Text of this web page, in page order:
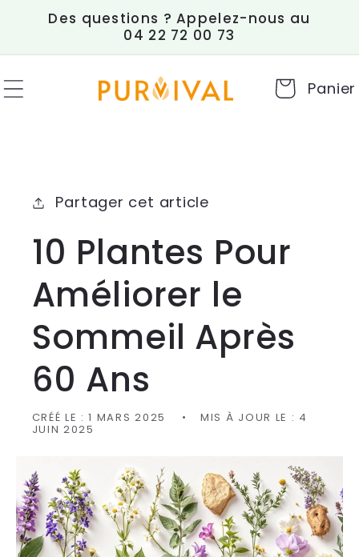
passer
contenu
Des questions ? Appelez-nous au
04 22 72 00 73
Panier
Partager cet article
10 Plantes Pour
Améliorer le
Sommeil Après
60 Ans
CRÉÉ LE :1 MARS 2025 MIS À JOUR LE : 4
JUIN 2025